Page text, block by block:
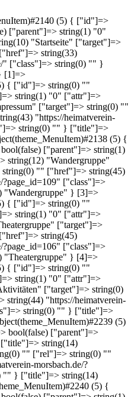
(5) { ["id"]=>
["parent"]=> string(1) "0"
"Startseite" ["target"]=>
string(33)
" ["class"]=> string(0) "" }
[1]=>
{ ["id"]=> string(0) ""
string(1) "0" ["attr"]=>
["target"]=> string(0) ""
"https://heimatverein-
string(0) "" } ["title"]=>
(5) {
["parent"]=> string(1)
"Wandergruppe"
"" ["href"]=> string(45)
?page_id=109" ["class"]=>
} [3]=>
{ ["id"]=> string(0) ""
string(1) "0" ["attr"]=>
["target"]=>
string(45)
?page_id=106" ["class"]=>
} [4]=>
{ ["id"]=> string(0) ""
string(1) "0" ["attr"]=>
["target"]=> string(0)
"https://heimatverein-
string(0) "" } ["title"]=>
(5)
bool(false) ["parent"]=>
string(14)
"" ["rel"]=> string(0) ""
morsbach.de/?
"" } ["title"]=> string(14)
(5) {